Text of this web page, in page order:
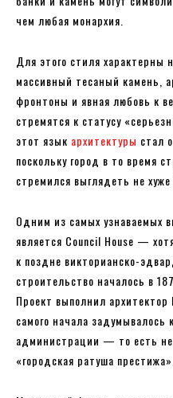
чем любая монархия.
Для этого стиля характерны
массивный тесаный камень,
фронтоны и явная любовь к
стремятся к статусу
этот язык архитектуры стал
поскольку город в то время
стремился выглядеть не
Одним из самых узнаваемых
является Council House —
к поздне викторианско-
строительство началось в
Проект выполнил
самого начала задумывалось
администрации — то есть не
«городская ратуша престижа».